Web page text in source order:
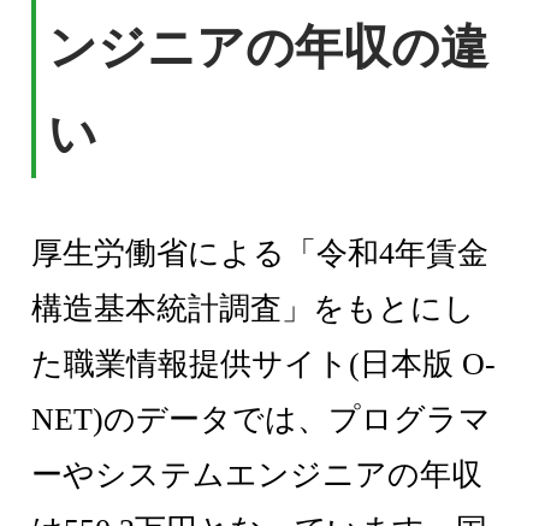
ンジニアの年収の違
い
厚生労働省による「令和4年賃金
構造基本統計調査」をもとにし
た職業情報提供サイト(日本版 O-
NET)のデータでは、プログラマ
ーやシステムエンジニアの年収